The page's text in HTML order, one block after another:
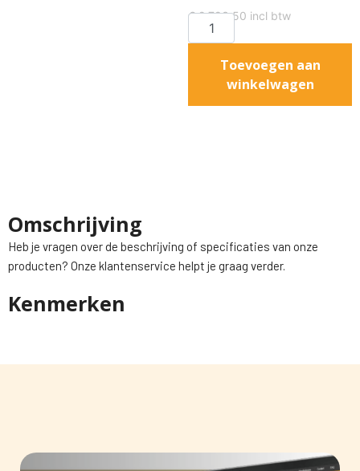
€2,793,50 incl btw
Toevoegen aan
winkelwagen
Omschrijving
Heb je vragen over de beschrijving of specificaties van onze
producten? Onze klantenservice helpt je graag verder.
Kenmerken